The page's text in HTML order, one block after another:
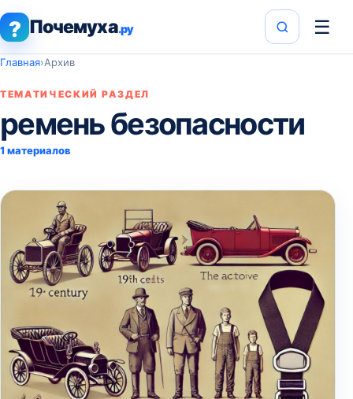
? Почемуха.ру ☰
Главная›Архив
ТЕМАТИЧЕСКИЙ РАЗДЕЛ
ремень безопасности
1 материалов